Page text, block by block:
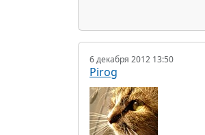
6 декабря 2012 13:50
Pirog